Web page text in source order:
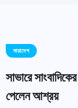
সারাদেশ
সাভারে
পেলেন আশ্রয়